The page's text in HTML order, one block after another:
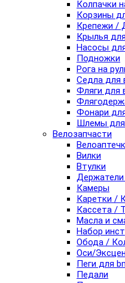
Колпачки
Корзины
Крепежи /
Крылья
Насосы
Подножки
Рога на
Седла для
Фляги для
Фонари
Шлемы для
Велозапчасти
Вилки
Втулки
Камеры
Каретки /
Кассета /
Масла и
Набор
Обода /
Оси/
Пеги для
Педали